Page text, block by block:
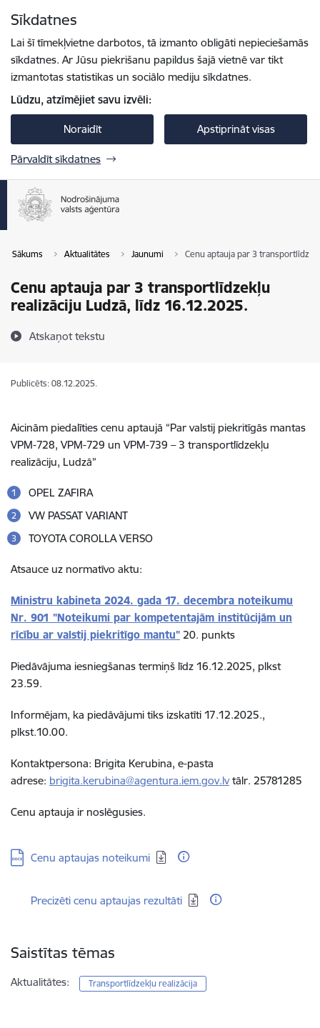
Sīkdatnes
Lai šī tīmekļvietne darbotos, tā izmanto obligāti nepieciešamās
sīkdatnes. Ar Jūsu piekrišanu papildus šajā vietnē var tikt
izmantotas statistikas un sociālo mediju sīkdatnes.
Lūdzu, atzīmējiet savu izvēli:
Noraidīt Apstiprināt visas
Pārvaldīt sīkdatnes
Sākums Aktualitātes Jaunumi Cenu aptauja par 3
Cenu aptauja par 3 transportlīdzekļu
realizāciju Ludzā, līdz 16.12.2025.
Atskaņot tekstu
Publicēts: 08.12.2025.
Aicinām piedalīties cenu aptaujā “Par valstij piekritīgās mantas
VPM-728, VPM-729 un VPM-739 – 3 transportlīdzekļu
realizāciju, Ludzā”
OPEL ZAFIRA
VW PASSAT VARIANT
TOYOTA COROLLA VERSO
Atsauce uz normatīvo aktu:
Ministru kabineta 2024. gada 17. decembra noteikumu
Nr. 901 "Noteikumi par kompetentajām institūcijām un
rīcību ar valstij piekritīgo mantu" 20. punkts
Piedāvājuma iesniegšanas termiņš līdz 16.12.2025, plkst
23.59.
Informējam, ka piedāvājumi tiks izskatīti 17.12.2025.,
plkst.10.00.
Kontaktpersona: Brigita Kerubina, e-pasta
adrese: brigita.kerubina@agentura.iem.gov.lvtālr. 25781285
Cenu aptauja ir noslēgusies.
Lejupielādēt:
Cenu aptaujas noteikumi
Lejupielādēt:
Precizēti cenu aptaujas rezultāti
Saistītas tēmas
Aktualitātes: Transportlīdzekļu realizācija